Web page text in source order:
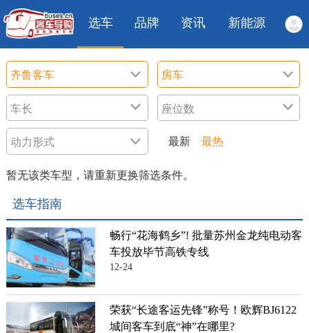
选车 品牌 资讯 新能源
最新 最热
暂无该类车型，请重新更换筛选条件。
选车指南
畅行“花海鹤乡”! 批量苏州金龙纯电动客
车投放毕节高铁专线
12-24
荣获“长途客运先锋”称号！欧辉BJ6122
城间客车到底“神”在哪里?